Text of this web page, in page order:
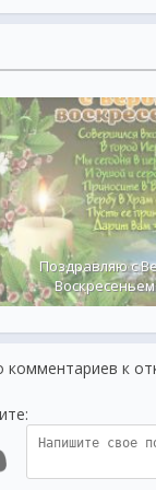
Поздравляю с
комментариев к